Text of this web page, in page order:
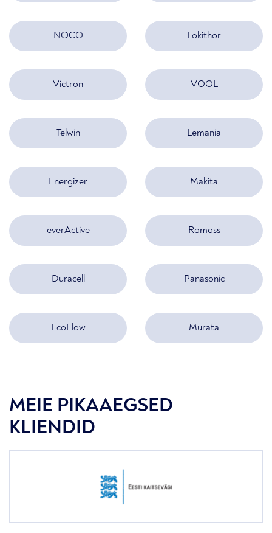
NOCO Lokithor
Victron VOOL
Telwin Lemania
Energizer Makita
everActive Romoss
Duracell Panasonic
EcoFlow Murata
MEIE PIKAAEGSED
KLIENDID